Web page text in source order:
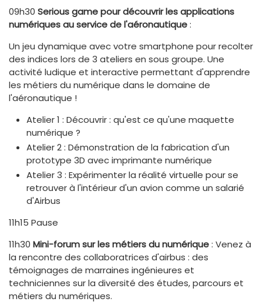
09h30 Serious game pour découvrir les applications
numériques au service de l'aéronautique:
Un jeu dynamique avec votre smartphone pour recolter
des indices lors de 3 ateliers en sous groupe. Une
activité ludique et interactive permettant d'apprendre
les métiers du numérique dans le domaine de
l'aéronautique !
Atelier 1 : Découvrir : qu'est ce qu'une maquette
numérique ?
Atelier 2 : Démonstration de la fabrication d'un
prototype 3D avec imprimante numérique
Atelier 3 : Expérimenter la réalité virtuelle pour se
retrouver à l'intérieur d'un avion comme un salarié
d'Airbus
11h15 Pause
11h30 Mini-forum sur les métiers du numérique: Venez à
la rencontre des collaboratrices d'airbus : des
témoignages de marraines ingénieures et
techniciennes sur la diversité des études, parcours et
métiers du numériques.